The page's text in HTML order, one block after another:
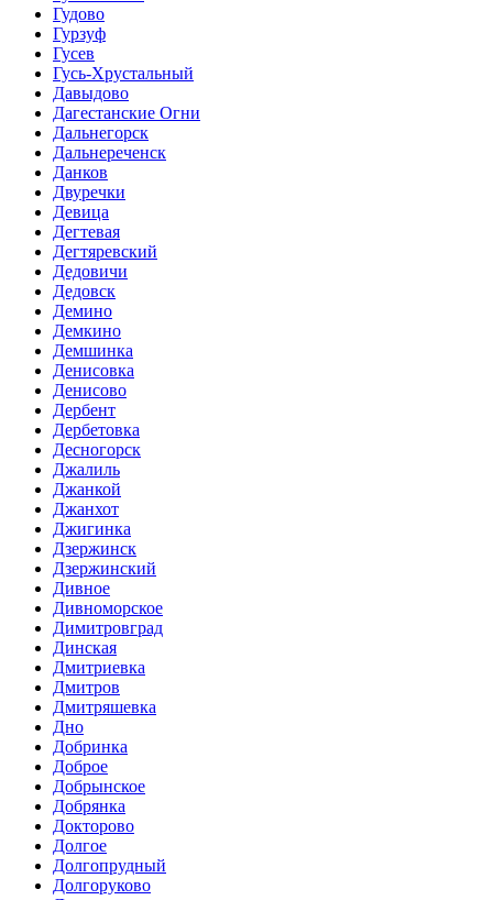
Гудово
Гурзуф
Гусев
Гусь-Хрустальный
Давыдово
Дагестанские Огни
Дальнегорск
Дальнереченск
Данков
Двуречки
Девица
Дегтевая
Дегтяревский
Дедовичи
Дедовск
Демино
Демкино
Демшинка
Денисовка
Денисово
Дербент
Дербетовка
Десногорск
Джалиль
Джанкой
Джанхот
Джигинка
Дзержинск
Дзержинский
Дивное
Дивноморское
Димитровград
Динская
Дмитриевка
Дмитров
Дмитряшевка
Дно
Добринка
Доброе
Добрынское
Добрянка
Докторово
Долгое
Долгопрудный
Долгоруково